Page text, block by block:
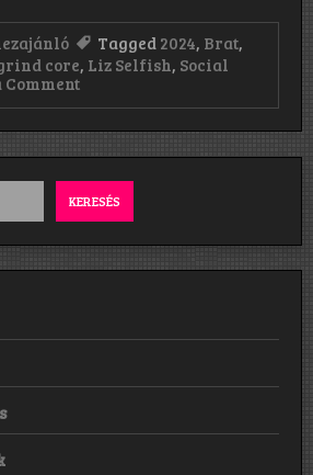
Tagged 2024, Brat,
core, Liz Selfish, Social
Commenton
Grace
(2024)
KERESÉS